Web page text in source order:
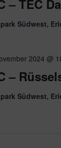
– TEC
Südwest,
–
2024 @
Südwest,